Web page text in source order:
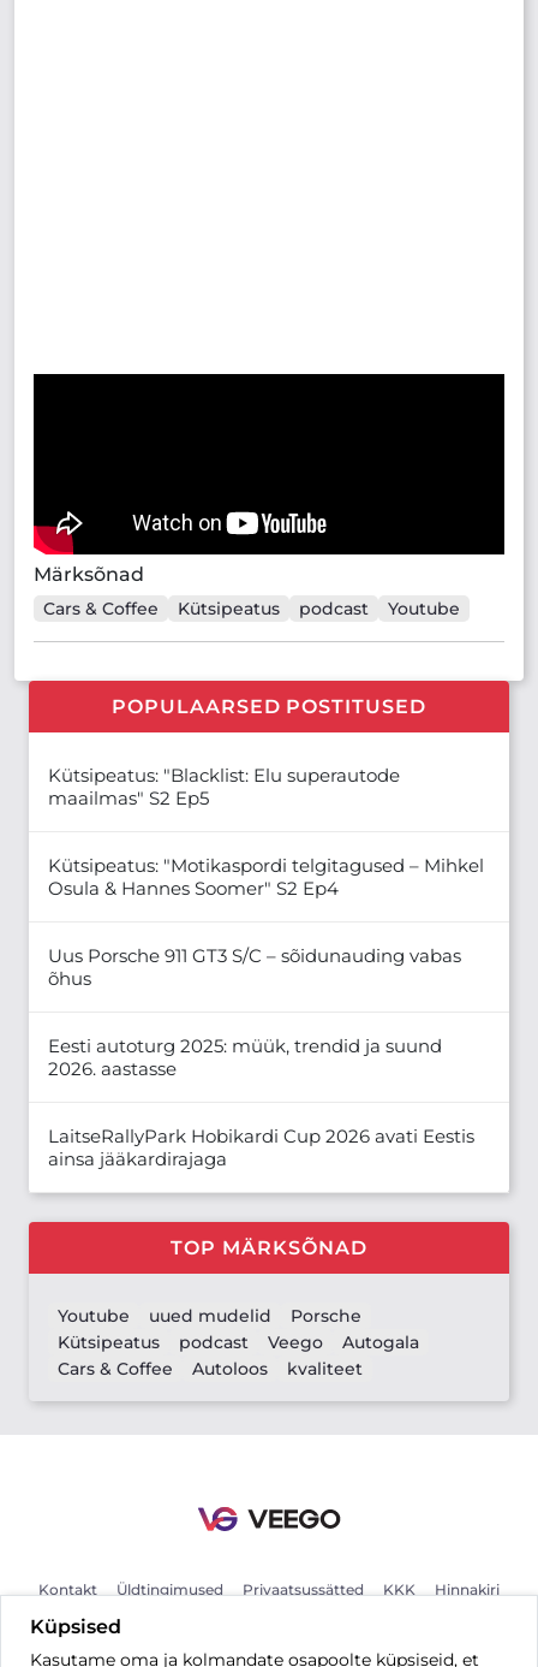
Märksõnad
Cars & Coffee Kütsipeatus podcast Youtube
POPULAARSED POSTITUSED
Kütsipeatus: "Blacklist: Elu superautode
maailmas" S2 Ep5
Kütsipeatus: "Motikaspordi telgitagused – Mihkel
Osula & Hannes Soomer" S2 Ep4
Uus Porsche 911 GT3 S/C – sõidunauding vabas
õhus
Eesti autoturg 2025: müük, trendid ja suund
2026. aastasse
LaitseRallyPark Hobikardi Cup 2026 avati Eestis
ainsa jääkardirajaga
TOP MÄRKSÕNAD
Youtube uued mudelid
Porsche
Kütsipeatus
podcast Veego
Autogala
Cars & Coffee
Autoloos kvaliteet
Küpsised
Kasutame oma ja kolmandate osapoolte küpsiseid, et
Kontakt Üldtingimused Privaatsussätted KKK Hinnakiri
ET